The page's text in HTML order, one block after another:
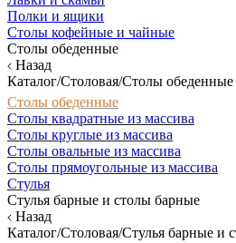
Полки и ящики
Столы кофейные и чайные
Столы обеденные
Назад
Каталог/Столовая/Столы обеденные
Столы обеденные
Столы квадратные из массива
Столы круглые из массива
Столы овальные из массива
Столы прямоугольные из массива
Стулья
Стулья барные и столы барные
Назад
Каталог/Столовая/Стулья барные и